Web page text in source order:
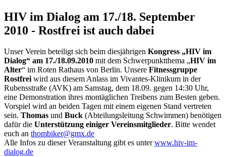
HIV im Dialog am 17./18. September
2010 - Rostfrei ist auch dabei
Unser Verein beteiligt sich beim diesjährigen Kongress „HIV im
Dialog“ am 17./18.09.2010 mit dem Schwerpunktthema „HIV im
Alter“ im Roten Rathaus von Berlin. Unsere Fitnessgruppe
Rostfreiwird aus diesem Anlass im Vivantes-Klinikum in der
Rubensstraße (AVK) am Samstag, dem 18.09. gegen 14:30 Uhr,
eine Demonstration ihres montäglichen Treibens zum Besten geben.
Vorspiel wird an beiden Tagen mit einem eigenen Stand vertreten
sein. Thomas und Buck (Abteilungsleitung Schwimmen) benötigen
dafür die Unterstützung einiger Vereinsmitglieder. Bitte wendet
euch an thombiker@gmx.de
Alle Infos zu dieser Veranstaltung gibt es unterwww.hiv-im-
dialog.de